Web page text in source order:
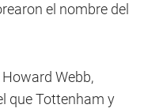
el nombre del
Webb,
que Tottenham y